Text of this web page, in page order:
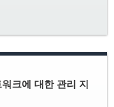
크에 대한 관리 지